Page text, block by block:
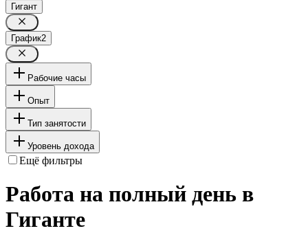
Гигант
График2
Рабочие часы
Опыт
Тип занятости
Уровень дохода
Ещё фильтры
Работа на полный день в
Гиганте